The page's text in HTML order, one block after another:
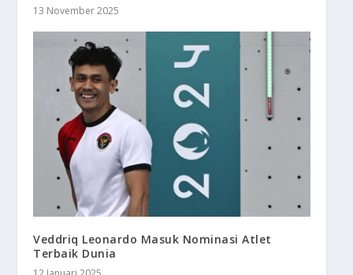
13 November 2025
Veddriq Leonardo Masuk Nominasi Atlet
Terbaik Dunia